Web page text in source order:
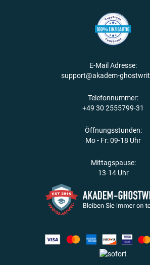
E-Mail Adresse:
support@akadem-
Telefonnummer:
+49 30 2555799-31
Öffnungsstunden:
Mo - Fr: 09-18 Uhr
Mittagspause:
13-14 Uhr